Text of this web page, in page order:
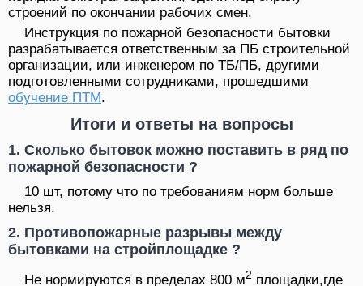
строений по окончании рабочих смен.
Инструкция по пожарной безопасности бытовки
разрабатывается ответственным за ПБ строительной
организации, или инженером по ТБ/ПБ, другими
подготовленными сотрудниками, прошедшими
обучение ПТМ.
Итоги и ответы на вопросы
1. Сколько бытовок можно поставить в ряд по
пожарной безопасности ?
10 шт, потому что по требованиям норм больше
нельзя.
2. Противопожарные разрывы между
бытовками на стройплощадке ?
Не нормируются в пределах 800 м2 площадки,где